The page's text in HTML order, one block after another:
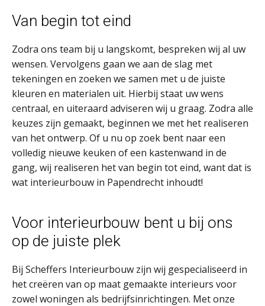
Van begin tot eind
Zodra ons team bij u langskomt, bespreken wij al uw
wensen. Vervolgens gaan we aan de slag met
tekeningen en zoeken we samen met u de juiste
kleuren en materialen uit. Hierbij staat uw wens
centraal, en uiteraard adviseren wij u graag. Zodra alle
keuzes zijn gemaakt, beginnen we met het realiseren
van het ontwerp. Of u nu op zoek bent naar een
volledig nieuwe keuken of een kastenwand in de
gang, wij realiseren het van begin tot eind, want dat is
wat interieurbouw in Papendrecht inhoudt!
Voor interieurbouw bent u bij ons
op de juiste plek
Bij Scheffers Interieurbouw zijn wij gespecialiseerd in
het creëren van op maat gemaakte interieurs voor
zowel woningen als bedrijfsinrichtingen. Met onze